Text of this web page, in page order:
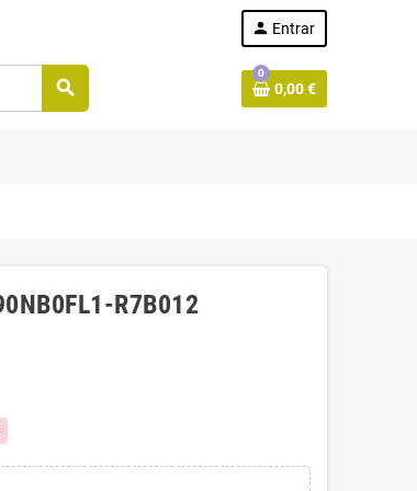
person Entrar
search
0
0,00 €
R7B012